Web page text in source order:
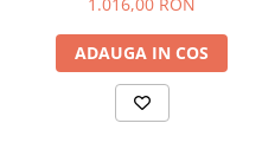
ADAUGA IN COS